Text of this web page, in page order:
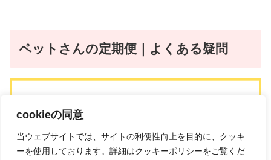
cookieの同意
当ウェブサイトでは、サイトの利便性向上を目的に、クッキ
ーを使用しております。詳細はクッキーポリシーをご覧くだ
ペットさんの定期便｜よくある疑問